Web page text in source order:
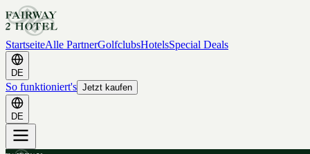
StartseiteAlle PartnerGolfclubsHotelsSpecial Deals
DE
So funktioniert's Jetzt kaufen
DE